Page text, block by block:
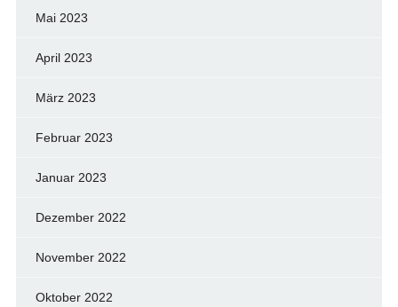
Mai 2023
April 2023
März 2023
Februar 2023
Januar 2023
Dezember 2022
November 2022
Oktober 2022